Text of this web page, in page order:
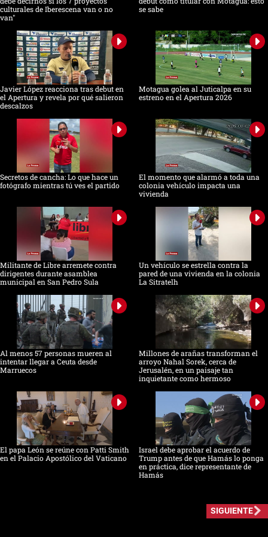
culturales de Iberescena van o no
van"
se sabe
Javier López reacciona tras debut en
el Apertura y revela por qué salieron
descalzos
Motagua golea al Juticalpa en su
estreno en el Apertura 2026
Secretos de cancha: Lo que hace un
fotógrafo mientras tú ves el partido
El momento que alarmó a toda una
colonia vehículo impacta una
vivienda
Militante de Libre arremete contra
dirigentes durante asamblea
municipal en San Pedro Sula
Un vehículo se estrella contra la
pared de una vivienda en la colonia
La Sitratelh
Al menos 57 personas mueren al
intentar llegar a Ceuta desde
Marruecos
Millones de arañas transforman el
arroyo Nahal Sorek, cerca de
Jerusalén, en un paisaje tan
inquietante como hermoso
El papa León se reúne con Patti Smith
en el Palacio Apostólico del Vaticano
Israel debe aprobar el acuerdo de
Trump antes de que Hamás lo ponga
en práctica, dice representante de
Hamás
SIGUIENTE